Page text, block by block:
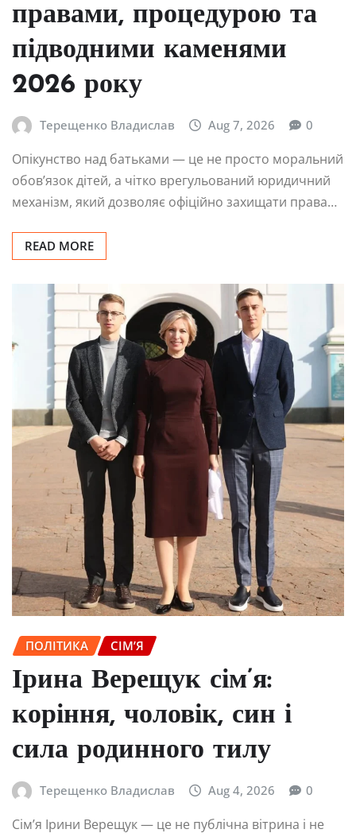
правами, процедурою та
підводними каменями
2026 року
Терещенко Владислав Aug 7, 2026 0
Опікунство над батьками — це не просто моральний
обов’язок дітей, а чітко врегульований юридичний
механізм, який дозволяє офіційно захищати права…
READ MORE
ПОЛІТИКА СІМ’Я
Ірина Верещук сім’я:
коріння, чоловік, син і
сила родинного тилу
Терещенко Владислав Aug 4, 2026 0
Сім’я Ірини Верещук — це не публічна вітрина і не